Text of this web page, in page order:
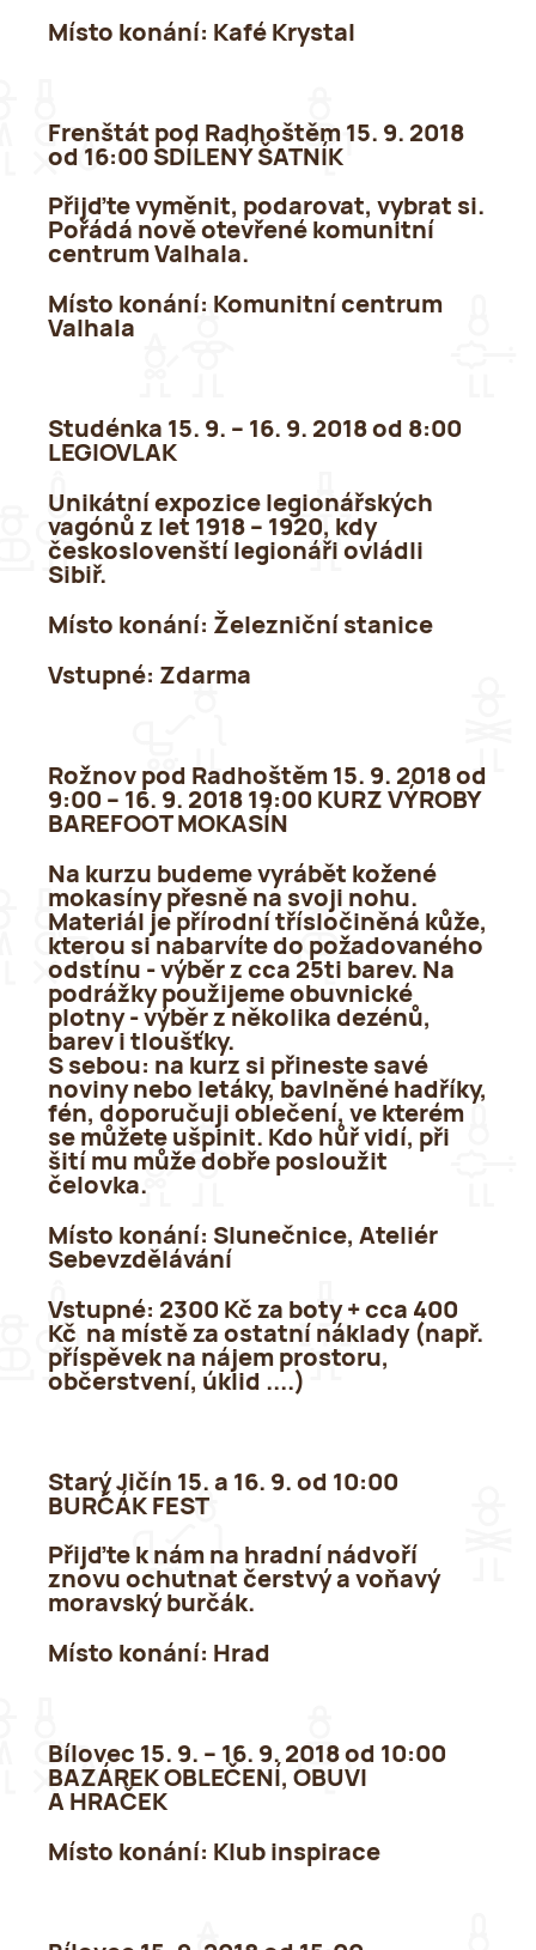
Místo konání: Kafé Krystal
Frenštát pod Radhoštěm 15. 9. 2018
od 16:00 SDÍLENÝ ŠATNÍK
Přijďte vyměnit, podarovat, vybrat si.
Pořádá nově otevřené komunitní
centrum Valhala.
Místo konání: Komunitní centrum
Valhala
Studénka 15. 9. – 16. 9. 2018 od 8:00
LEGIOVLAK
Unikátní expozice legionářských
vagónů z let 1918 – 1920, kdy
českoslovenští legionáři ovládli
Sibiř.
Místo konání: Železniční stanice
Vstupné: Zdarma
Rožnov pod Radhoštěm 15. 9. 2018 od
9:00 – 16. 9. 2018 19:00 KURZ VÝROBY
BAREFOOT MOKASÍN
Na kurzu budeme vyrábět kožené
mokasíny přesně na svoji nohu.
Materiál je přírodní třísločiněná kůže,
kterou si nabarvíte do požadovaného
odstínu - výběr z cca 25ti barev. Na
podrážky použijeme obuvnické
plotny - výběr z několika dezénů,
barev i tloušťky.
S sebou: na kurz si přineste savé
noviny nebo letáky, bavlněné hadříky,
fén, doporučuji oblečení, ve kterém
se můžete ušpinit. Kdo hůř vidí, při
šití mu může dobře posloužit
čelovka.
Místo konání: Slunečnice, Ateliér
Sebevzdělávání
Vstupné: 2300 Kč za boty + cca 400
Kč na místě za ostatní náklady (např.
příspěvek na nájem prostoru,
občerstvení, úklid ....)
Starý Jičín 15. a 16. 9. od 10:00
BURČÁK FEST
Přijďte k nám na hradní nádvoří
znovu ochutnat čerstvý a voňavý
moravský burčák.
Místo konání: Hrad
Bílovec 15. 9. – 16. 9. 2018 od 10:00
BAZÁREK OBLEČENÍ, OBUVI
A HRAČEK
Místo konání: Klub inspirace